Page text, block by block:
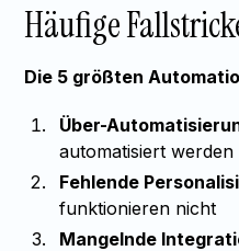
Häufige
Die 5 größten
Über-
automatisiert werden
Fehlende
funktionieren nicht
Mangelnde